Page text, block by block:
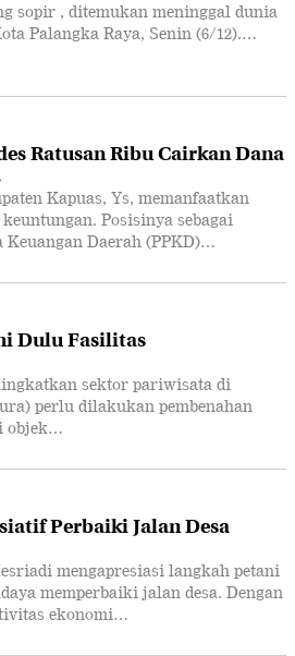
sopir , ditemukan meninggal dunia
Palangka Raya, Senin (6/12).…
Ratusan Ribu Cairkan Dana
Kapuas, Ys, memanfaatkan
Posisinya sebagai
Keuangan Daerah (PPKD)…
Dulu Fasilitas
sektor pariwisata di
perlu dilakukan pembenahan
objek…
Perbaiki Jalan Desa
mengapresiasi langkah petani
memperbaiki jalan desa. Dengan
ekonomi…